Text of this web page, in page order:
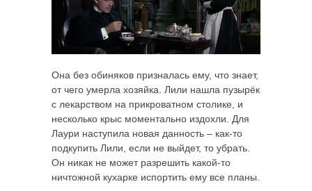
Она без обиняков призналась ему, что знает,
от чего умерла хозяйка. Лили нашла пузырёк
с лекарством на прикроватном столике, и
несколько крыс моментально издохли. Для
Лаури наступила новая данность – как-то
подкупить Лили, если не выйдет, то убрать.
Он никак не может разрешить какой-то
ничтожной кухарке испортить ему все планы.